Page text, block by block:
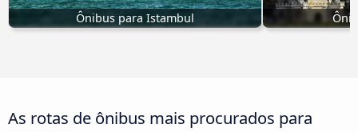
Ônibus para Istambul
As rotas de ônibus mais procurados para